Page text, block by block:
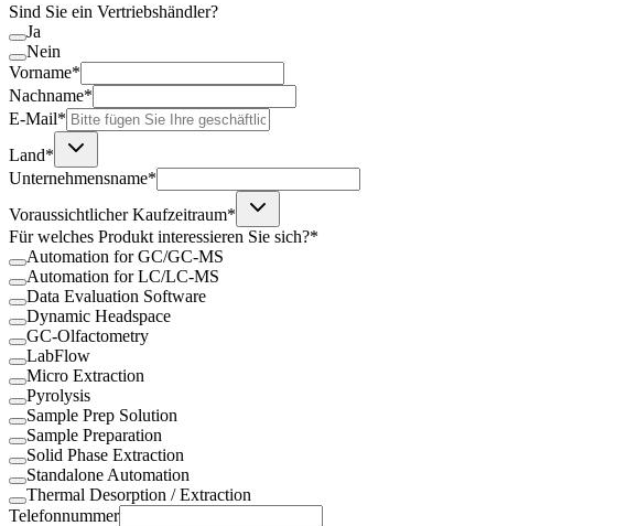
Sind Sie ein Vertriebshändler?
Ja
Nein
Vorname*
Nachname*
E-Mail*
Land*
Unternehmensname*
Voraussichtlicher Kaufzeitraum*
Für welches Produkt interessieren Sie sich?*
Automation for GC/GC-MS
Automation for LC/LC-MS
Data Evaluation Software
Dynamic Headspace
GC-Olfactometry
LabFlow
Micro Extraction
Pyrolysis
Sample Prep Solution
Sample Preparation
Solid Phase Extraction
Standalone Automation
Thermal Desorption / Extraction
Telefonnummer